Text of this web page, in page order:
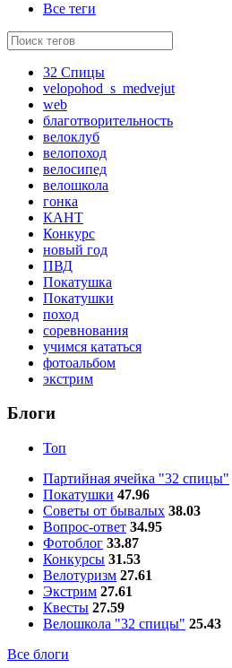
Все теги
32 Спицы
velopohod_s_medvejut
web
благотворительность
велоклуб
велопоход
велосипед
велошкола
гонка
КАНТ
Конкурс
новый год
ПВД
Покатушка
Покатушки
поход
соревнования
учимся кататься
фотоальбом
экстрим
Блоги
Топ
Партийная ячейка "32 спицы"
Покатушки 47.96
Советы от бывалых 38.03
Вопрос-ответ 34.95
Фотоблог 33.87
Конкурсы 31.53
Велотуризм 27.61
Экстрим 27.61
Квесты 27.59
Велошкола "32 спицы" 25.43
Все блоги